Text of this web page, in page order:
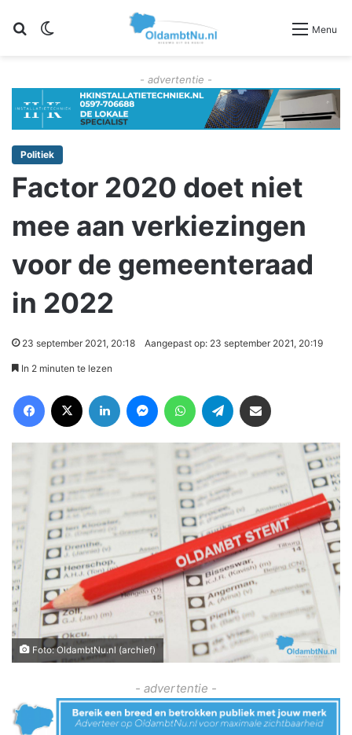
Zoeken Menu
- advertentie -
Politiek
Factor 2020 doet niet
mee aan verkiezingen
voor de gemeenteraad
in 2022
23 september 2021, 20:18 Aangepast op: 23 september 2021, 20:19
In 2 minuten te lezen
Foto: OldambtNu.nl (archief)
- advertentie -